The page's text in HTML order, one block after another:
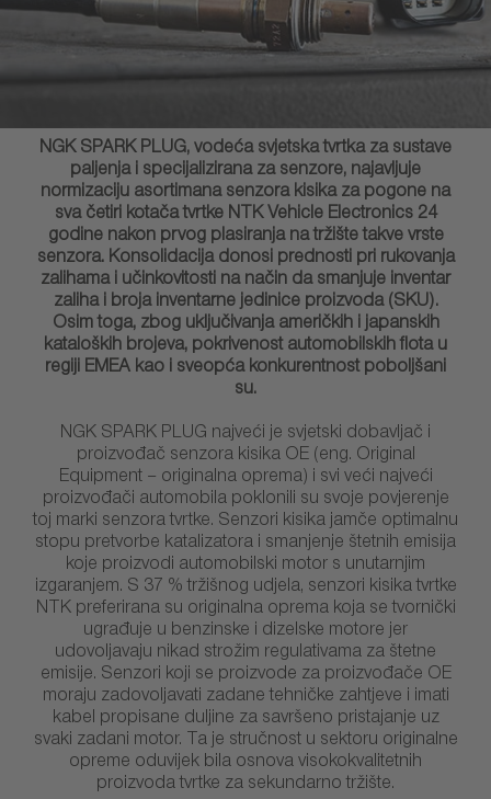
NGK SPARK PLUG, vodeća svjetska tvrtka za sustave
paljenja i specijalizirana za senzore, najavljuje
normizaciju asortimana senzora kisika za pogone na
sva četiri kotača tvrtke NTK Vehicle Electronics 24
godine nakon prvog plasiranja na tržište takve vrste
senzora. Konsolidacija donosi prednosti pri rukovanja
zalihama i učinkovitosti na način da smanjuje inventar
zaliha i broja inventarne jedinice proizvoda (SKU).
Osim toga, zbog uključivanja američkih i japanskih
kataloških brojeva, pokrivenost automobilskih flota u
regiji EMEA kao i sveopća konkurentnost poboljšani
su.
NGK SPARK PLUG najveći je svjetski dobavljač i
proizvođač senzora kisika OE (eng. Original
Equipment – originalna oprema) i svi veći najveći
proizvođači automobila poklonili su svoje povjerenje
toj marki senzora tvrtke. Senzori kisika jamče optimalnu
stopu pretvorbe katalizatora i smanjenje štetnih emisija
koje proizvodi automobilski motor s unutarnjim
izgaranjem. S 37 % tržišnog udjela, senzori kisika tvrtke
NTK preferirana su originalna oprema koja se tvornički
ugrađuje u benzinske i dizelske motore jer
udovoljavaju nikad strožim regulativama za štetne
emisije. Senzori koji se proizvode za proizvođače OE
moraju zadovoljavati zadane tehničke zahtjeve i imati
kabel propisane duljine za savršeno pristajanje uz
svaki zadani motor. Ta je stručnost u sektoru originalne
opreme oduvijek bila osnova visokokvalitetnih
proizvoda tvrtke za sekundarno tržište.